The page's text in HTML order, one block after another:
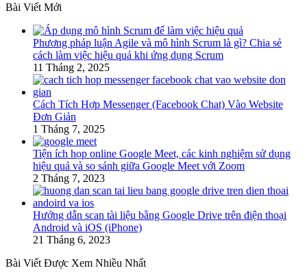
Bài Viết Mới
Phương pháp luận Agile và mô hình Scrum là gì? Chia sẻ
cách làm việc hiệu quả khi ứng dụng Scrum
11 Tháng 2, 2025
Cách Tích Hợp Messenger (Facebook Chat) Vào Website
Đơn Giản
1 Tháng 7, 2025
Tiện ích họp online Google Meet, các kinh nghiệm sử dụng
hiệu quả và so sánh giữa Google Meet với Zoom
2 Tháng 7, 2023
Hướng dẫn scan tài liệu bằng Google Drive trên điện thoại
Android và iOS (iPhone)
21 Tháng 6, 2023
Bài Viết Được Xem Nhiều Nhất